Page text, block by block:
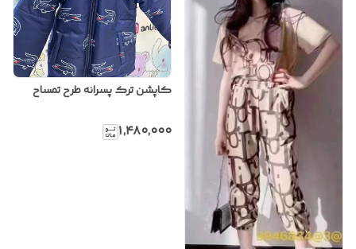
کاپشن ترک پسرانه طرح تمساح
۱٬۴۸۰٬۰۰۰